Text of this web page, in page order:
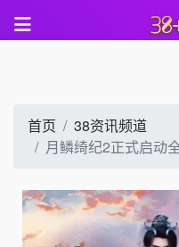
首页
38资讯频道
月鳞绮纪2正式启动